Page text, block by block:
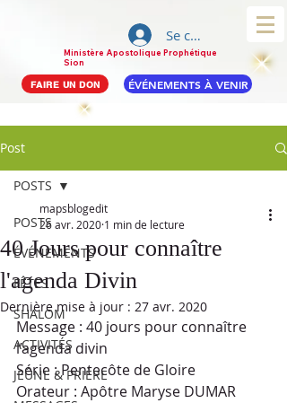
Ministère Apostolique Prophétique
Sion
Se connecter
FAIRE UN DON ÉVÉNEMENTS À VENIR
Post
POSTS
ÉVÉNEMENTS
FÊTES
SHALOM
ACTIVITÉS
JEÛNE & PRIÈRE
POSTS
40 Jours pour connaître
l'agenda Divin
mapsblogedit
26 avr. 2020 1 min de lecture
Dernière mise à jour : 27 avr. 2020
Message : 40 jours pour connaître
l’agenda divin
Série : Pentecôte de Gloire
Orateur : Apôtre Maryse DUMAR